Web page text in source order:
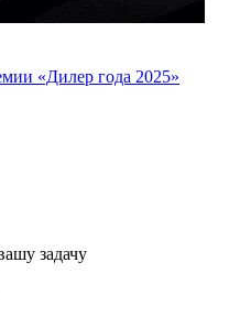
«Дилер года 2025»
задачу